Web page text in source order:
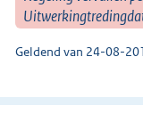
Geldend van 24-08-